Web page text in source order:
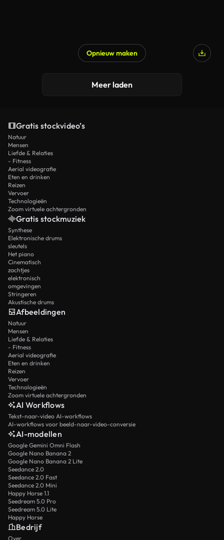
Opnieuw maken
Meer laden
Gratis stockvideo’s
Natuur
Mensen
Liefde & Relaties
- Fitness
Aerial videografie
Eten en drinken
Reizen
Vervoer
Technologieën
Zoom virtuele achtergronden
Gratis stockmuziek
Synthese
Elektronische drums
sleutels
Het piano
Cinematisch
zachtjes
elektronisch
omgevingen
Stringeren
Akustische drums
Afbeeldingen
Natuur
Mensen
Liefde & Relaties
- Fitness
Aerial videografie
Eten en drinken
Reizen
Vervoer
Technologieën
Zoom virtuele achtergronden
AI Workflows
Tekst-naar-video AI-workflows
AI-workflows voor beeld-naar-video-conversie
AI-modellen
Google Gemini Omni Flash
Google Nano Banana 2
Google Nano Banana 2 Lite
Seedance 2.0
Seedance 2.0 Fast
Seedance 2.0 Mini
Happy Horse 1.1
Seedream 5.0 Pro
Seedream 5.0 Lite
Happy Horse
Bedrijf
Over